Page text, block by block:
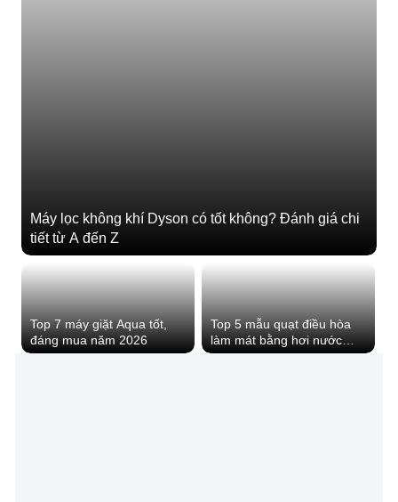
Máy lọc không khí Dyson có tốt không? Đánh giá chi
tiết từ A đến Z
Top 7 máy giặt Aqua tốt,
đáng mua năm 2026
Top 5 mẫu quạt điều hòa
làm mát bằng hơi nước
trong mùa nóng